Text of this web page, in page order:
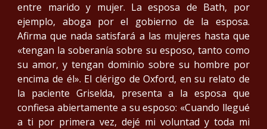
entre marido y mujer. La esposa de Bath, por
ejemplo, aboga por el gobierno de la esposa.
Afirma que nada satisfará a las mujeres hasta que
«tengan la soberanía sobre su esposo, tanto como
su amor, y tengan dominio sobre su hombre por
encima de él». El clérigo de Oxford, en su relato de
la paciente Griselda, presenta a la esposa que
confiesa abiertamente a su esposo: «Cuando llegué
a ti por primera vez, dejé mi voluntad y toda mi